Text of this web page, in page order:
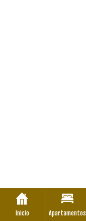
Inicio Apartamentos